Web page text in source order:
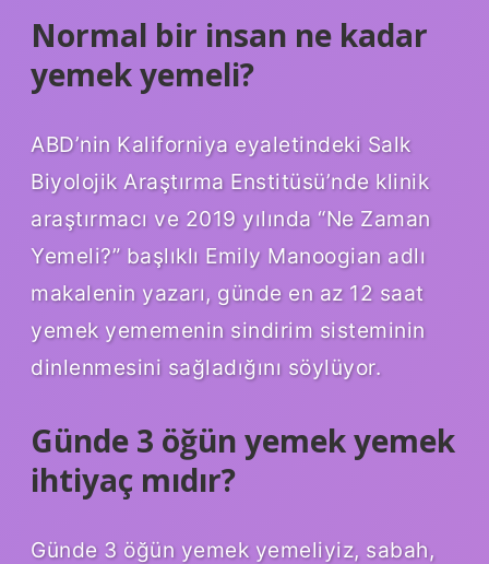
Normal bir insan ne kadar
yemek yemeli?
ABD’nin Kaliforniya eyaletindeki Salk
Biyolojik Araştırma Enstitüsü’nde klinik
araştırmacı ve 2019 yılında “Ne Zaman
Yemeli?” başlıklı Emily Manoogian adlı
makalenin yazarı, günde en az 12 saat
yemek yememenin sindirim sisteminin
dinlenmesini sağladığını söylüyor.
Günde 3 öğün yemek yemek
ihtiyaç mıdır?
Günde 3 öğün yemek yemeliyiz, sabah,